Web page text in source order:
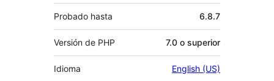
Probado hasta 6.8.7
Versión de PHP 7.0 o superior
Idioma English (US)